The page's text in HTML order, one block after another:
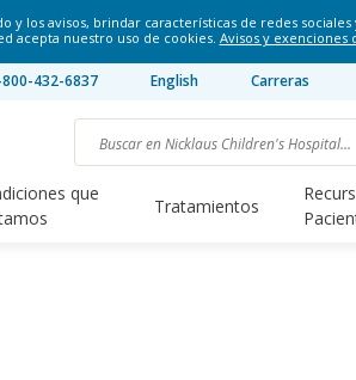
y los avisos, brindar características de redes
acepta nuestro uso de cookies. Avisos y exenciones
432-6837 English Carreras
que
Tratamientos